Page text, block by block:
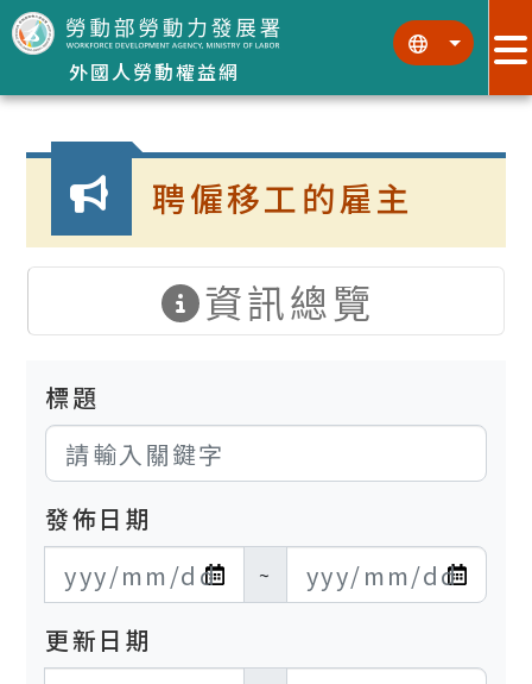
跳到主要內容區塊
外國人勞動權益網
::: :::
:::
聘僱移工的雇主
資訊總覽
標題
發佈日期
發布日期開始
~
發布日期結束
更新日期